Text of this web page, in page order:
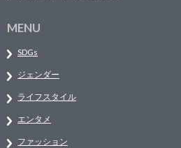
MENU
SDGs
ジェンダー
ライフスタイル
エンタメ
ファッション